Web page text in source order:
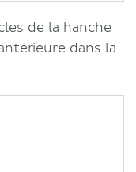
de la hanche
dans la